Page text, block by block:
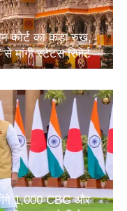
कोर्ट का कड़ा रुख,
मांगी स्टेटस रिपोर्ट
1,000 CBG और